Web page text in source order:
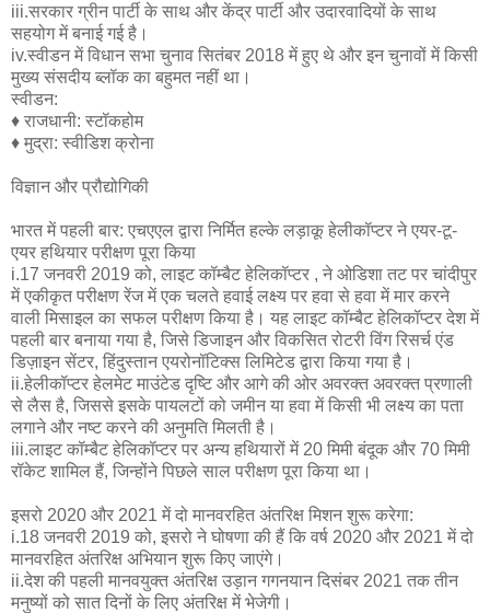
iii.सरकार ग्रीन पार्टी के साथ और केंद्र पार्टी और उदारवादियों के साथ
सहयोग में बनाई गई है।
iv.स्वीडन में विधान सभा चुनाव सितंबर 2018 में हुए थे और इन चुनावों में किसी
मुख्य संसदीय ब्लॉक का बहुमत नहीं था।
स्वीडन:
♦ राजधानी: स्टॉकहोम
♦ मुद्रा: स्वीडिश क्रोना
विज्ञान और प्रौद्योगिकी
भारत में पहली बार: एचएएल द्वारा निर्मित हल्के लड़ाकू हेलीकॉप्टर ने एयर-टू-
एयर हथियार परीक्षण पूरा किया
i.17 जनवरी 2019 को, लाइट कॉम्बैट हेलिकॉप्टर , ने ओडिशा तट पर चांदीपुर
में एकीकृत परीक्षण रेंज में एक चलते हवाई लक्ष्य पर हवा से हवा में मार करने
वाली मिसाइल का सफल परीक्षण किया है। यह लाइट कॉम्बैट हेलिकॉप्टर देश में
पहली बार बनाया गया है, जिसे डिजाइन और विकसित रोटरी विंग रिसर्च एंड
डिज़ाइन सेंटर, हिंदुस्तान एयरोनॉटिक्स लिमिटेड द्वारा किया गया है।
ii.हेलीकॉप्टर हेलमेट माउंटेड दृष्टि और आगे की ओर अवरक्त अवरक्त प्रणाली
से लैस है, जिससे इसके पायलटों को जमीन या हवा में किसी भी लक्ष्य का पता
लगाने और नष्ट करने की अनुमति मिलती है।
iii.लाइट कॉम्बैट हेलिकॉप्टर पर अन्य हथियारों में 20 मिमी बंदूक और 70 मिमी
रॉकेट शामिल हैं, जिन्होंने पिछले साल परीक्षण पूरा किया था।
इसरो 2020 और 2021 में दो मानवरहित अंतरिक्ष मिशन शुरू करेगा:
i.18 जनवरी 2019 को, इसरो ने घोषणा की हैं कि वर्ष 2020 और 2021 में दो
मानवरहित अंतरिक्ष अभियान शुरू किए जाएंगे।
ii.देश की पहली मानवयुक्त अंतरिक्ष उड़ान गगनयान दिसंबर 2021 तक तीन
मनुष्यों को सात दिनों के लिए अंतरिक्ष में भेजेगी।